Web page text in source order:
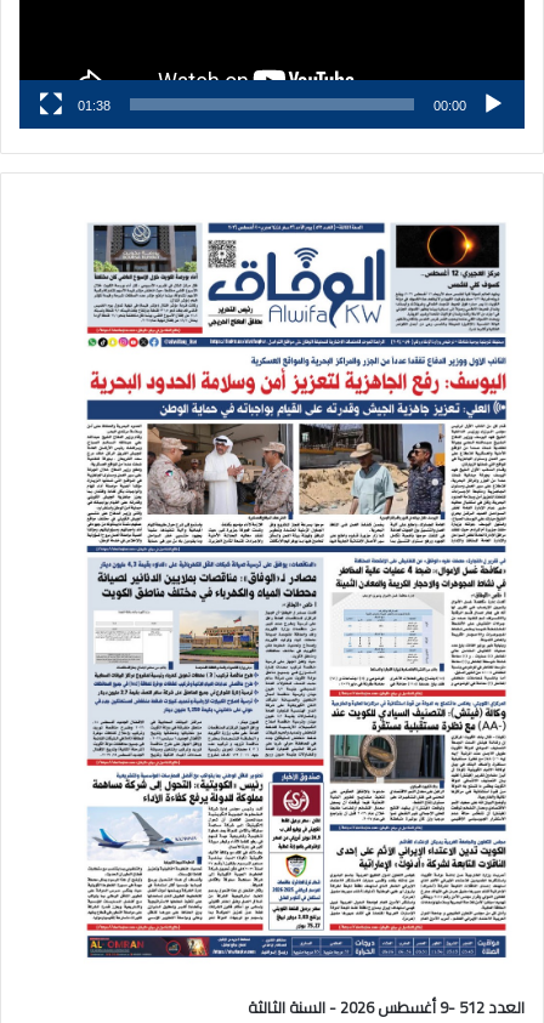
00:00
01:38
العدد 512 -9 أغسطس 2026 - السنة الثالثة